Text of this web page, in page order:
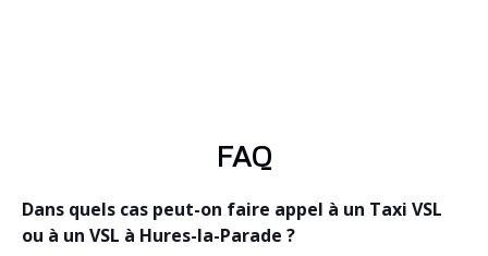
FAQ
Dans quels cas peut-on faire appel à un Taxi VSL
ou à un VSL à Hures-la-Parade ?